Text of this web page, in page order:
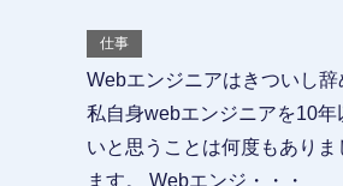
仕事
Webエンジニアはきついし辞
私自身webエンジニアを10
いと思うことは何度もあり
ます。 Webエンジ・・・